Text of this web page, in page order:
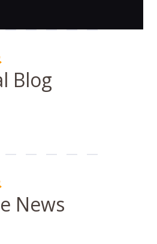
Blog
News